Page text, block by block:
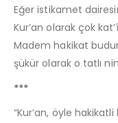
Eğer istikamet
Kur’an olarak çok
Madem hakikat
şükür olarak o tatlı
***
“Kur’an, öyle